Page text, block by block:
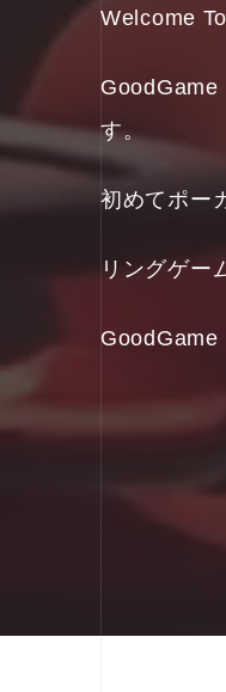
Welcome
GoodGame
す。
初めてポー
リングゲー
GoodGame